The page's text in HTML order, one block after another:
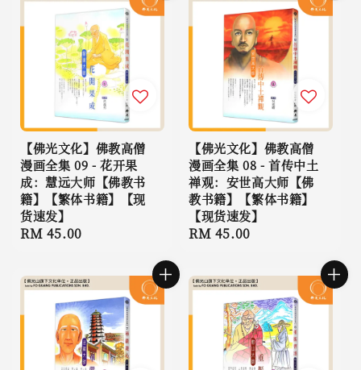
【佛光文化】佛教高僧
漫画全集 09 - 花开果
成：慧远大师【佛教书
籍】【繁体书籍】【现
货速发】
Regular
RM 45.00
【佛光文化】佛教高僧
漫画全集 08 - 首传中土
禅观：安世高大师【佛
教书籍】【繁体书籍】
【现货速发】
Regular
RM 45.00